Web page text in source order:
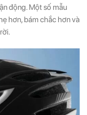
động. Một số mẫu
hơn, bám chắc hơn và